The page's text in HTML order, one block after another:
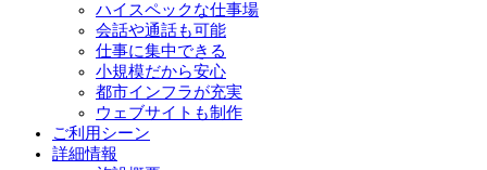
ハイスペックな仕事場
会話や通話も可能
仕事に集中できる
小規模だから安心
都市インフラが充実
ウェブサイトも制作
ご利用シーン
詳細情報